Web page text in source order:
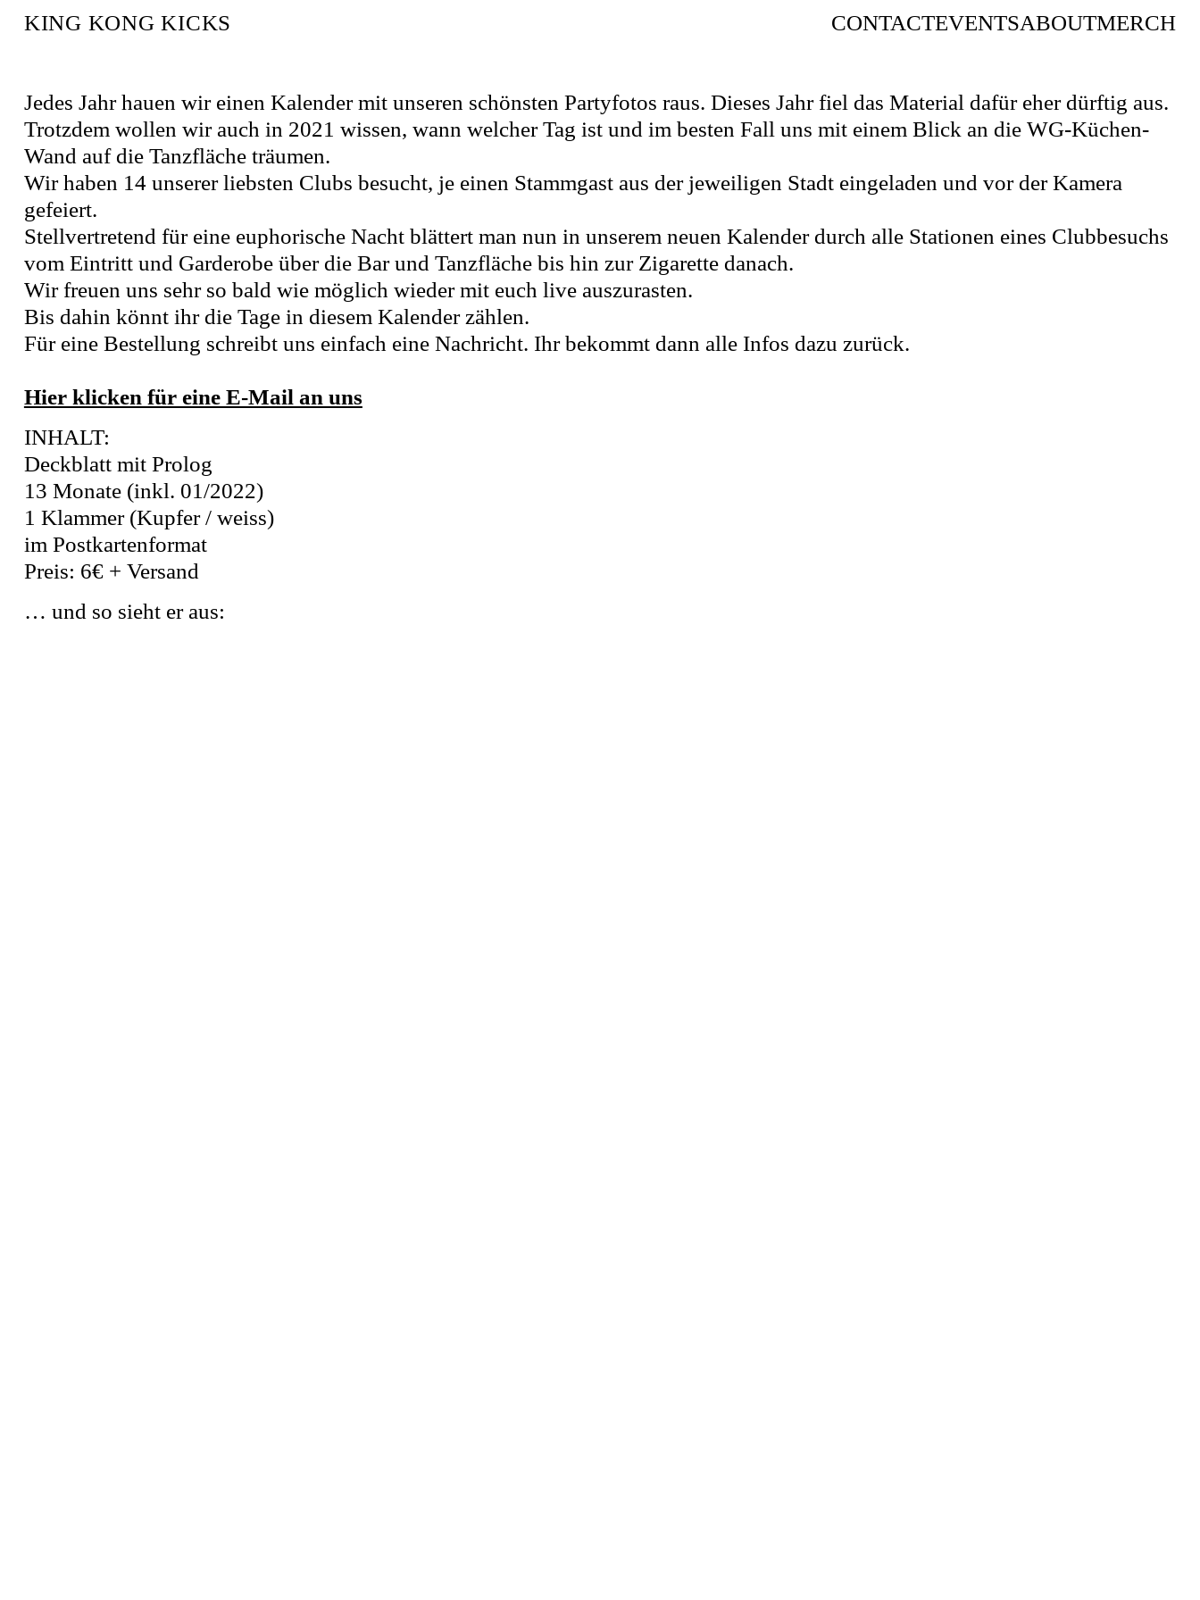
KING KONG KICKS CONTACTEVENTSABOUTMERCH
Jedes Jahr hauen wir einen Kalender mit unseren schönsten Partyfotos raus. Dieses Jahr fiel das Material dafür eher dürftig aus.
Trotzdem wollen wir auch in 2021 wissen, wann welcher Tag ist und im besten Fall uns mit einem Blick an die WG-Küchen-
Wand auf die Tanzfläche träumen.
Wir haben 14 unserer liebsten Clubs besucht, je einen Stammgast aus der jeweiligen Stadt eingeladen und vor der Kamera
gefeiert.
Stellvertretend für eine euphorische Nacht blättert man nun in unserem neuen Kalender durch alle Stationen eines Clubbesuchs
vom Eintritt und Garderobe über die Bar und Tanzfläche bis hin zur Zigarette danach.
Wir freuen uns sehr so bald wie möglich wieder mit euch live auszurasten.
Bis dahin könnt ihr die Tage in diesem Kalender zählen.
Für eine Bestellung schreibt uns einfach eine Nachricht. Ihr bekommt dann alle Infos dazu zurück.
Hier klicken für eine E-Mail an uns
INHALT:
Deckblatt mit Prolog
13 Monate (inkl. 01/2022)
1 Klammer (Kupfer / weiss)
im Postkartenformat
Preis: 6€ + Versand
… und so sieht er aus: